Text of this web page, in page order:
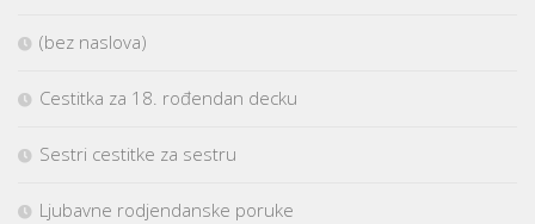
(bez naslova)
Cestitka za 18. rođendan decku
Sestri cestitke za sestru
Ljubavne rodjendanske poruke